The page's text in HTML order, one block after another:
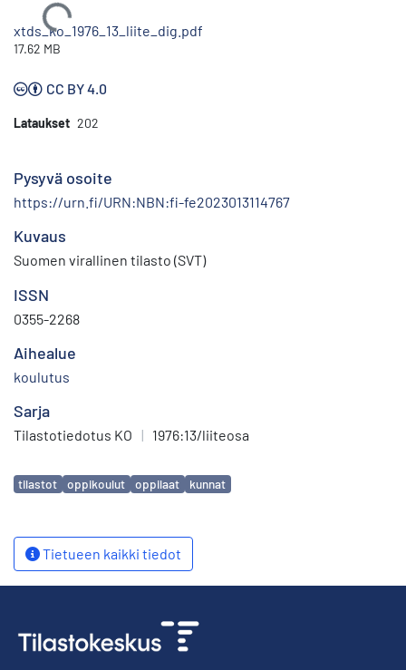
Ladataan...
xtds_ko_1976_13_liite_dig.pdf
17.62 MB
CC BY 4.0
Lataukset 202
Pysyvä osoite
https://urn.fi/URN:NBN:fi-fe2023013114767
Kuvaus
Suomen virallinen tilasto (SVT)
ISSN
0355-2268
Aihealue
koulutus
Sarja
Tilastotiedotus KO | 1976:13/liiteosa
Avainsanat
tilastot oppikoulut oppilaat kunnat
Tietueen kaikki tiedot